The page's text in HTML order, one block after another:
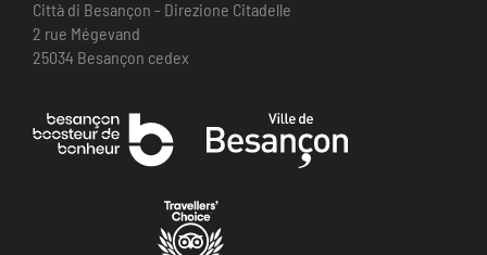
Città di Besançon - Direzione Citadelle
2 rue Mégevand
25034 Besançon cedex